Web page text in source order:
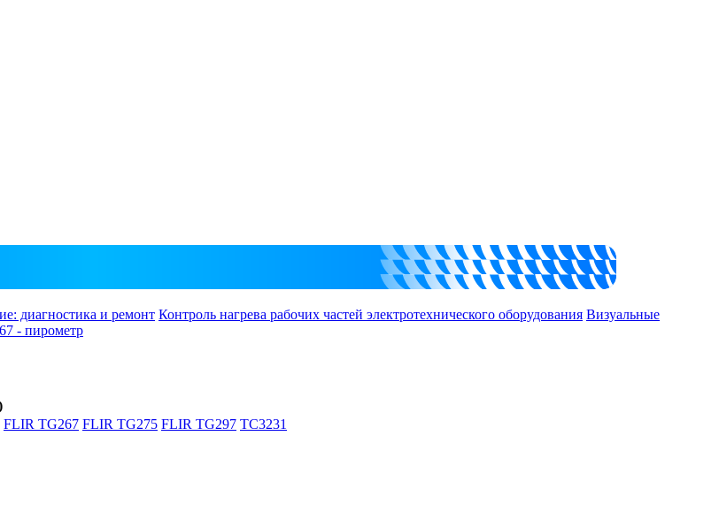
диагностика и ремонт Контроль нагрева рабочих частей электротехнического оборудования Визуальные
- пирометр
FLIR TG267 FLIR TG275 FLIR TG297 TC3231